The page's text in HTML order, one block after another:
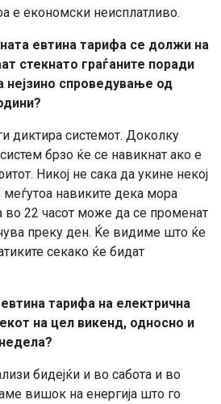
е економски неисплатливо.
евтина тарифа се должи на
стекнато граѓаните поради
нејзино спроведување од
диктира системот. Доколку
брзо ќе се навикнат ако е
Никој не сака да укине некој
меѓутоа навиките дека мора
во 22 часот може да се променат
преку ден. Ќе видиме што ќе
секако ќе бидат
тарифа на електрична
на цел викенд, односно и
бидејќи и во сабота и во
вишок на енергија што го